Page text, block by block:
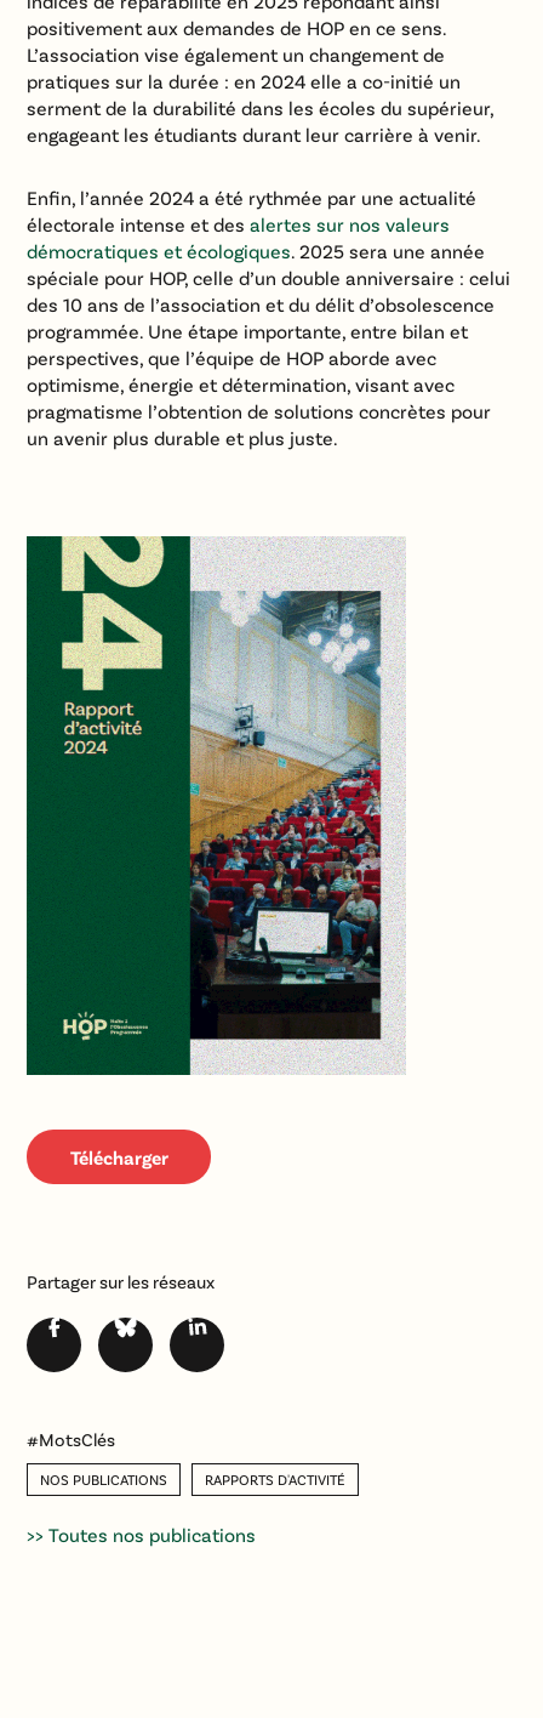
Télécharger
Partager sur les réseaux
#MotsClés
NOS PUBLICATIONS RAPPORTS D'ACTIVITÉ
>> Toutes nos publications
positivement aux demandes de HOP en ce sens.
L’association vise également un changement de
pratiques sur la durée : en 2024 elle a co-initié un
serment de la durabilité dans les écoles du supérieur,
engageant les étudiants durant leur carrière à venir.
Enfin, l’année 2024 a été rythmée par une actualité
électorale intense et desalertes sur nos valeurs
démocratiques et écologiques. 2025 sera une année
spéciale pour HOP, celle d’un double anniversaire : celui
des 10 ans de l’association et du délit d’obsolescence
programmée. Une étape importante, entre bilan et
perspectives, que l’équipe de HOP aborde avec
optimisme, énergie et détermination, visant avec
pragmatisme l’obtention de solutions concrètes pour
un avenir plus durable et plus juste.